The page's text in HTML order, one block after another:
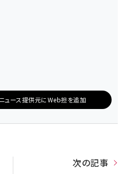
ュース提供元にWeb担を追加
次の記事